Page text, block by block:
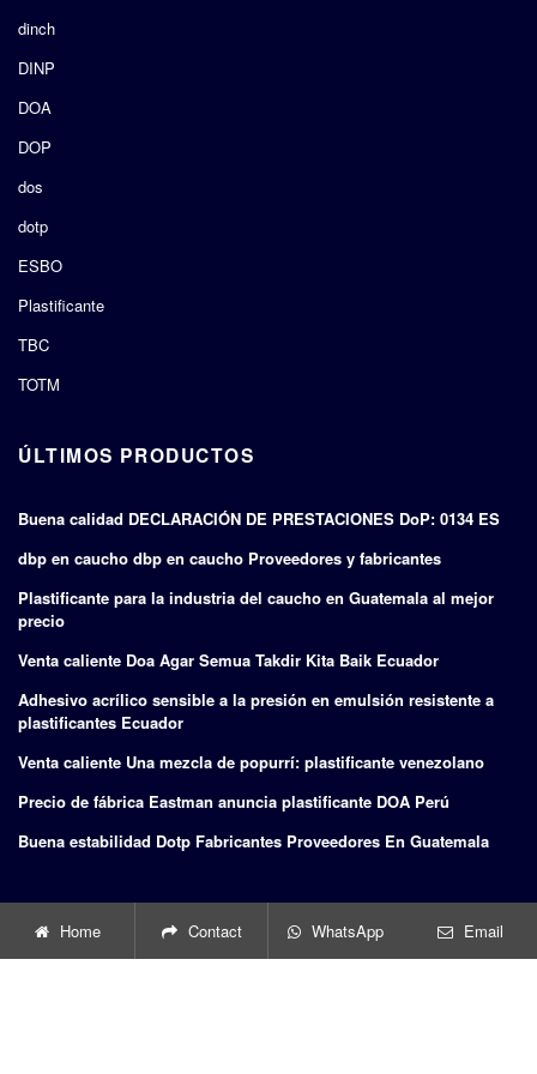
dinch
DINP
DOA
DOP
dos
dotp
ESBO
Plastificante
TBC
TOTM
ÚLTIMOS PRODUCTOS
Buena calidad DECLARACIÓN DE PRESTACIONES DoP: 0134 ES
dbp en caucho dbp en caucho Proveedores y fabricantes
Plastificante para la industria del caucho en Guatemala al mejor
precio
Venta caliente Doa Agar Semua Takdir Kita Baik Ecuador
Adhesivo acrílico sensible a la presión en emulsión resistente a
plastificantes Ecuador
Venta caliente Una mezcla de popurrí: plastificante venezolano
Precio de fábrica Eastman anuncia plastificante DOA Perú
Buena estabilidad Dotp Fabricantes Proveedores En Guatemala
BUSCAR
Home Contact WhatsApp Email